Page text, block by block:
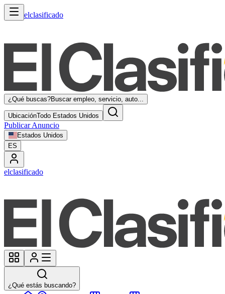
elclasificado
¿Qué buscas?Buscar empleo, servicio, auto...
UbicaciónTodo Estados Unidos
Publicar Anuncio
Estados Unidos
ES
elclasificado
¿Qué estás buscando?